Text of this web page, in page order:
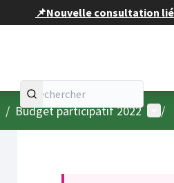
📌Nouvelle consultation
/ Budget participatif 2022 /